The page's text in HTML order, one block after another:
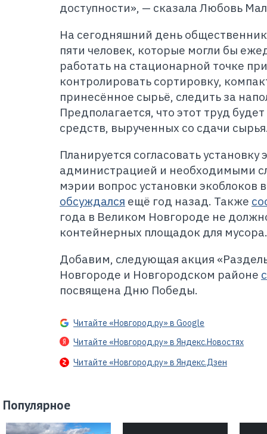
доступности», — сказала Любовь
На сегодняшний день
пяти человек, которые могли бы
работать на стационарной точке
контролировать сортировку,
принесённое сырьё, следить за
Предполагается, что этот труд
средств, вырученных со сдачи
Планируется согласовать установку
администрацией и необходимыми
мэрии вопрос установки экоблоков
обсуждался ещё год назад. Также
года в Великом Новгороде не
контейнерных площадок для мусора.
Добавим, следующая акция
Новгороде и Новгородском районе
посвящена Дню Победы.
Читайте «Новгород.ру» в Google
Читайте «Новгород.ру» в Яндекс.Новостях
Читайте «Новгород.ру» в Яндекс.Дзен
Популярное